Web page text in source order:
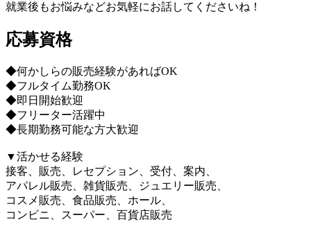
就業後もお悩みなどお気軽にお話してくださいね！
応募資格
◆何かしらの販売経験があればOK
◆フルタイム勤務OK
◆即日開始歓迎
◆フリーター活躍中
◆長期勤務可能な方大歓迎
▼活かせる経験
接客、販売、レセプション、受付、案内、
アパレル販売、雑貨販売、ジュエリー販売、
コスメ販売、食品販売、ホール、
コンビニ、スーパー、百貨店販売